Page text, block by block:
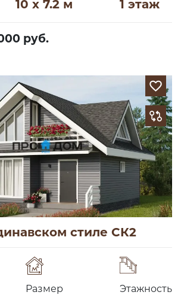
10 x 7.2 м 1 этаж
руб.
стиле СК2
Размер Этажность